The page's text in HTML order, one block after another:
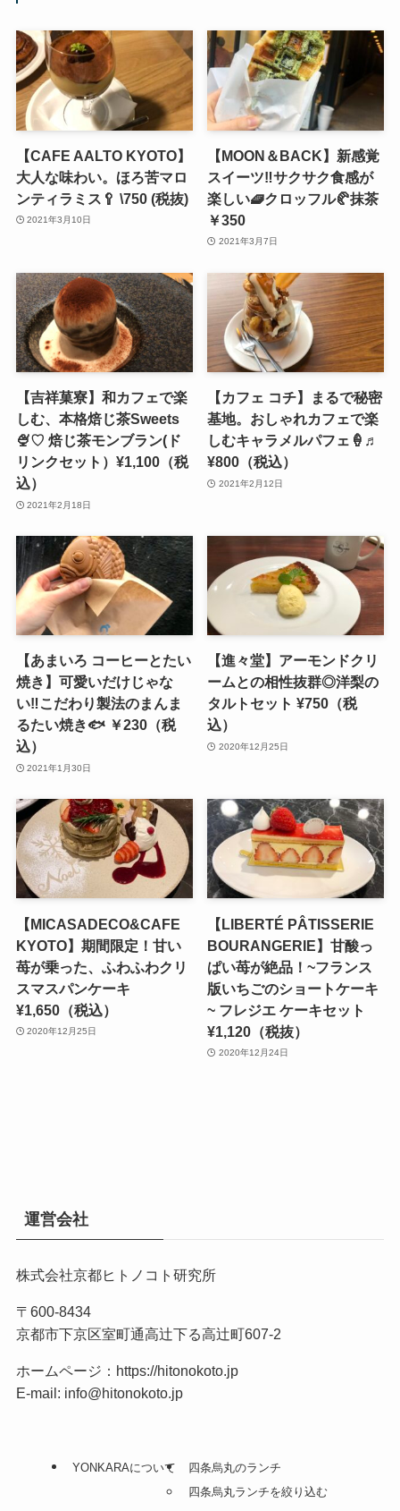
【CAFE AALTO KYOTO】
大人な味わい。ほろ苦マロ
ンティラミス🥄 \750 (税抜)
2021年3月10日
【MOON＆BACK】新感覚
スイーツ‼サクサク食感が
楽しい🧇クロッフル🥐抹茶
￥350
2021年3月7日
【吉祥菓寮】和カフェで楽
しむ、本格焙じ茶Sweets
🍨♡ 焙じ茶モンブラン(ド
リンクセット）¥1,100（税
込）
2021年2月18日
【カフェ コチ】まるで秘密
基地。おしゃれカフェで楽
しむキャラメルパフェ🍦♬
¥800（税込）
2021年2月12日
【あまいろ コーヒーとたい
焼き】可愛いだけじゃな
い‼こだわり製法のまんま
るたい焼き🐟 ￥230（税
込）
2021年1月30日
【進々堂】アーモンドクリ
ームとの相性抜群◎洋梨の
タルトセット ¥750（税
込）
2020年12月25日
【MICASADECO&CAFE
KYOTO】期間限定！甘い
苺が乗った、ふわふわクリ
スマスパンケーキ
¥1,650（税込）
2020年12月25日
【LIBERTÉ PÂTISSERIE
BOURANGERIE】甘酸っ
ぱい苺が絶品！~フランス
版いちごのショートケーキ
~ フレジエ ケーキセット
¥1,120（税抜）
2020年12月24日
運営会社
株式会社京都ヒトノコト研究所
〒600-8434
京都市下京区室町通高辻下る高辻町607-2
ホームページ： https://hitonokoto.jp
E-mail: info@hitonokoto.jp
YONKARAについて
四条烏丸のランチ
四条烏丸ランチを絞り込む